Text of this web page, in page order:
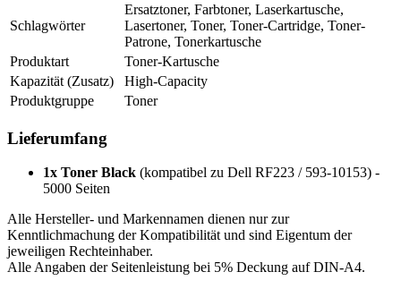
Schlagwörter
Ersatztoner, Farbtoner, Laserkartusche,
Lasertoner, Toner, Toner-Cartridge, Toner-
Patrone, Tonerkartusche
Produktart
Toner-Kartusche
Kapazität (Zusatz)
High-Capacity
Produktgruppe
Toner
Lieferumfang
1x Toner Black (kompatibel zu Dell RF223 / 593-10153) -
5000 Seiten
Alle Hersteller- und Markennamen dienen nur zur
Kenntlichmachung der Kompatibilität und sind Eigentum der
jeweiligen Rechteinhaber.
Alle Angaben der Seitenleistung bei 5% Deckung auf DIN-A4.